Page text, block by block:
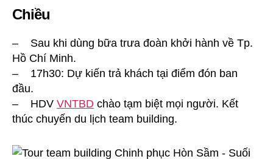
Chiều
– Sau khi dùng bữa trưa đoàn khởi hành về Tp.
Hồ Chí Minh.
– 17h30: Dự kiến trả khách tại điểm đón ban
đầu.
– HDV VNTBD chào tạm biệt mọi người. Kết
thúc chuyến du lịch team building.